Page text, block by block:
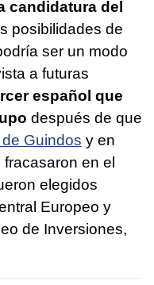
candidatura del
posibilidades de
ser un modo
a futuras
español que
después de que
Guindos y en
en el
elegidos
Europeo y
de Inversiones,